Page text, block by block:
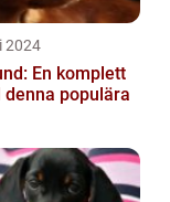
2024
En komplett
populära